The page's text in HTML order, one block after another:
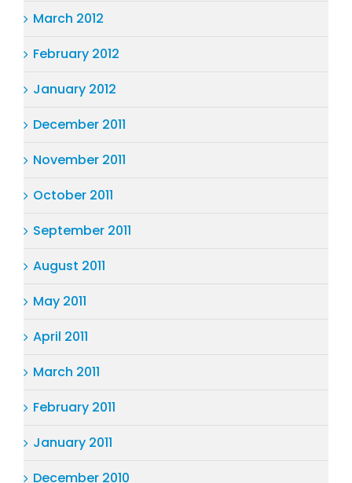
March 2012
February 2012
January 2012
December 2011
November 2011
October 2011
September 2011
August 2011
May 2011
April 2011
March 2011
February 2011
January 2011
December 2010